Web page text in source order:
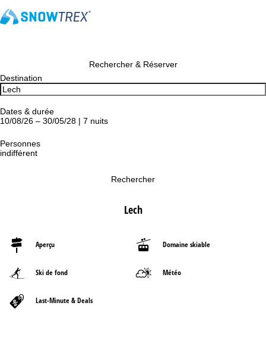
Rechercher & Réserver
Destination
Dates & durée
10/08/26 – 30/05/28 | 7 nuits
Personnes
indifférent
Rechercher
Lech
Aperçu Domaine skiable
Ski de fond Météo
Last-Minute & Deals